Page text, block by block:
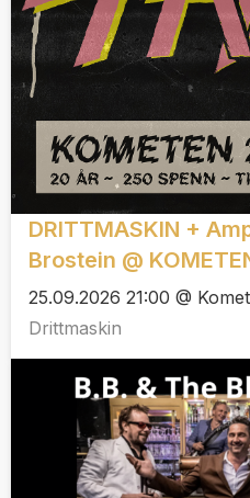
DRITTMASKIN +
Brostein @
25.09.2026 21:00 @
Drittmaskin